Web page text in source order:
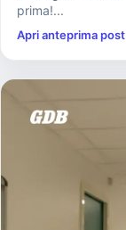
prima!...
Apri anteprima